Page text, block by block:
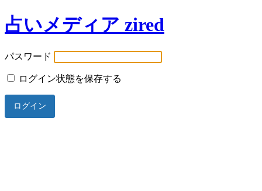
占いメディア zired
パスワード
ログイン状態を保存する